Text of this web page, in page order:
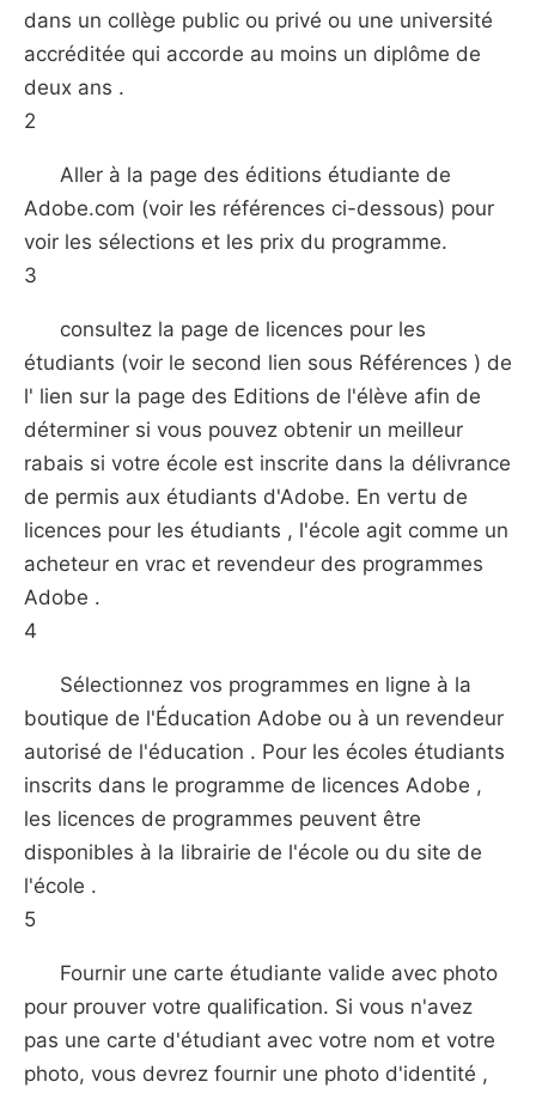
dans un collège public ou privé ou une université
accréditée qui accorde au moins un diplôme de
deux ans .
2
Aller à la page des éditions étudiante de
Adobe.com (voir les références ci-dessous) pour
voir les sélections et les prix du programme.
3
consultez la page de licences pour les
étudiants (voir le second lien sous Références ) de
l' lien sur la page des Editions de l'élève afin de
déterminer si vous pouvez obtenir un meilleur
rabais si votre école est inscrite dans la délivrance
de permis aux étudiants d'Adobe. En vertu de
licences pour les étudiants , l'école agit comme un
acheteur en vrac et revendeur des programmes
Adobe .
4
Sélectionnez vos programmes en ligne à la
boutique de l'Éducation Adobe ou à un revendeur
autorisé de l'éducation . Pour les écoles étudiants
inscrits dans le programme de licences Adobe ,
les licences de programmes peuvent être
disponibles à la librairie de l'école ou du site de
l'école .
5
Fournir une carte étudiante valide avec photo
pour prouver votre qualification. Si vous n'avez
pas une carte d'étudiant avec votre nom et votre
photo, vous devrez fournir une photo d'identité ,